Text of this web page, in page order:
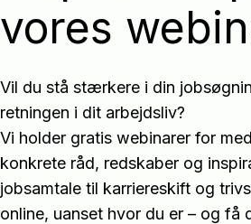
vores
Vil du stå stærkere i din
retningen i dit arbejdsliv?
Vi holder gratis webinarer for
konkrete råd, redskaber og
jobsamtale til karriereskift og
online, uanset hvor du er – og få